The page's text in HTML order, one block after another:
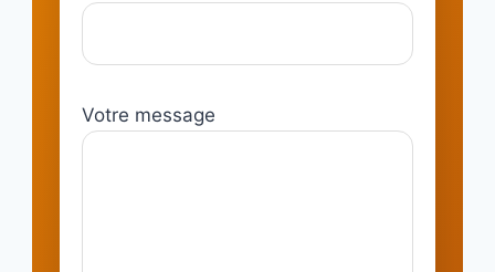
Votre message